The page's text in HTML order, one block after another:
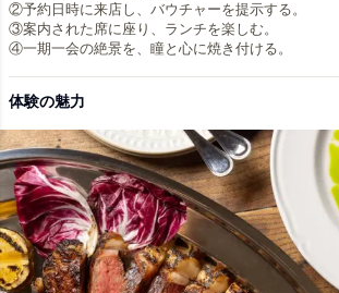
②予約日時に来店し、バウチャーを提示する。
③案内された席に座り、ランチを楽しむ。
体験の魅力